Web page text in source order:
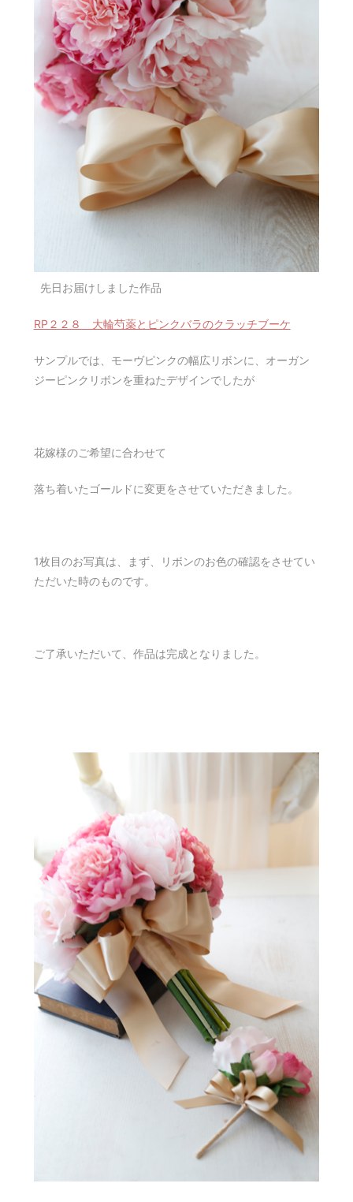
先日お届けしました作品
RP２２８ 大輪芍薬とピンクバラのクラッチブーケ
サンプルでは、モーヴピンクの幅広リボンに、オーガン
ジーピンクリボンを重ねたデザインでしたが
花嫁様のご希望に合わせて
落ち着いたゴールドに変更をさせていただきました。
1枚目のお写真は、まず、リボンのお色の確認をさせてい
ただいた時のものです。
ご了承いただいて、作品は完成となりました。